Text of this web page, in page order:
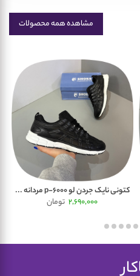
مشاهده همه محصولات
کتونی نایک جردن لو p-6000 مردانه ...
2,690,000 تومان